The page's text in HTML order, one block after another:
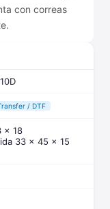
con correas
/ DTF
x 18
33 x 45 x 15